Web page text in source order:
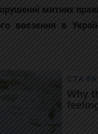
митних
ввезення в